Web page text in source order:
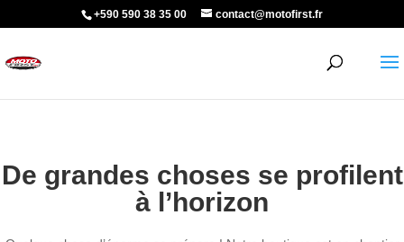
+590 590 38 35 00 contact@motofirst.fr
De grandes choses se profilent
à l’horizon